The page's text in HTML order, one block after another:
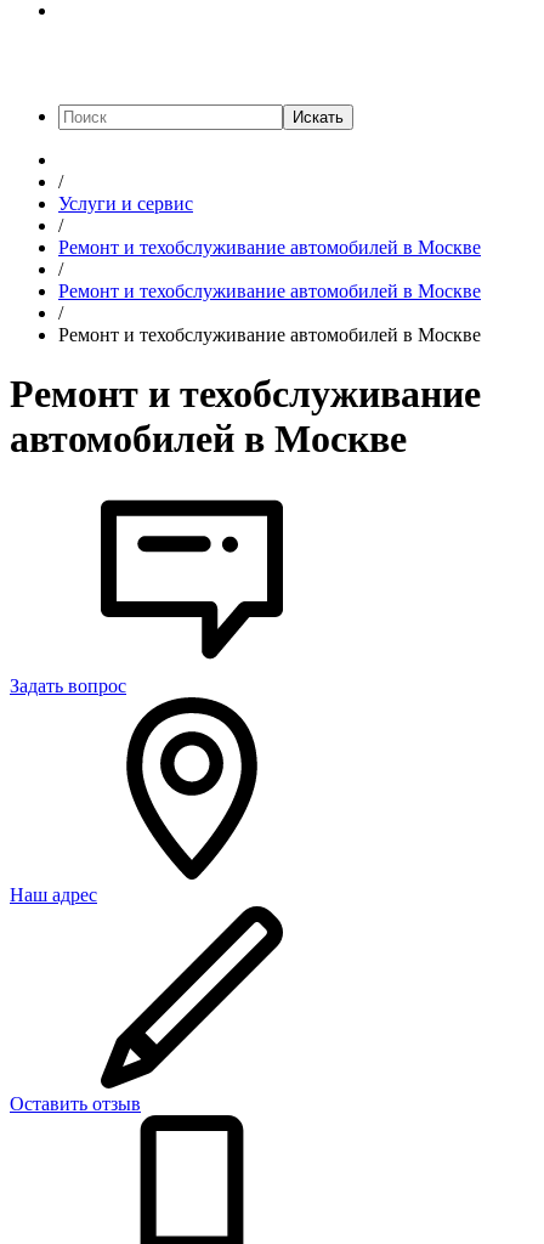
Искать
/
Услуги и сервис
/
Ремонт и техобслуживание автомобилей в Москве
/
Ремонт и техобслуживание автомобилей в Москве
/
Ремонт и техобслуживание автомобилей в Москве
Ремонт и техобслуживание
автомобилей в Москве
Задать вопрос
Наш адрес
Оставить отзыв